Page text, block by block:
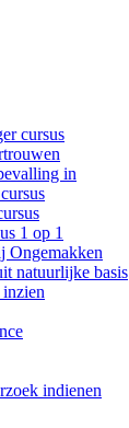
cursus
in
1 op 1
Ongemakken
natuurlijke basis
indienen